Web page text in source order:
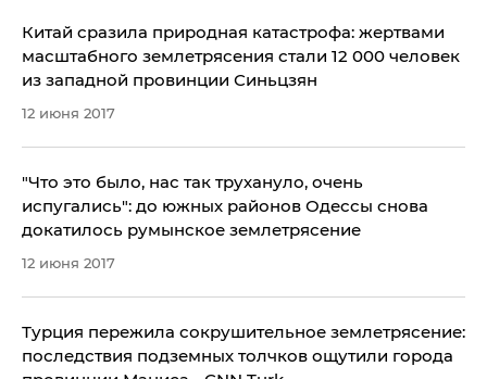
Китай сразила природная катастрофа: жертвами
масштабного землетрясения стали 12 000 человек
из западной провинции Синьцзян
12 июня 2017
"Что это было, нас так трухануло, очень
испугались": до южных районов Одессы снова
докатилось румынское землетрясение
12 июня 2017
Турция пережила сокрушительное землетрясение:
последствия подземных толчков ощутили города